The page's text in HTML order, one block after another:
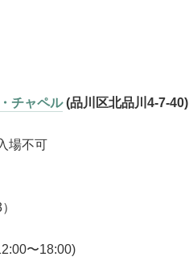
チャペル(品川区北品川4-7-40)
場不可
〜18:00)